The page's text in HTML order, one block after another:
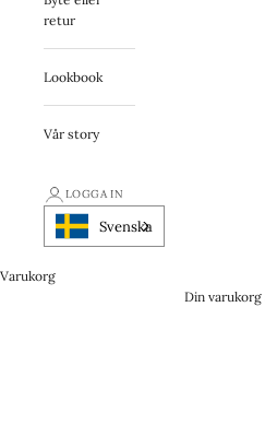
retur
Lookbook
Vår story
LOGGA IN
Svenska
Varukorg
Din